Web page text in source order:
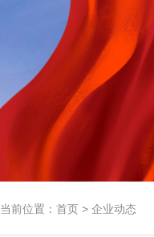
当前位置： 首页 > 企业动态